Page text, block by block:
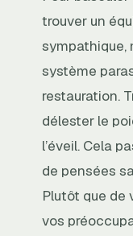
trouver un
sympathique,
système
restauration.
délester le
l’éveil. Cela
de pensées
Plutôt que de
vos